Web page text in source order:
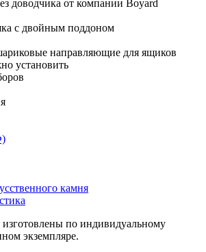
доводчика от компании Boyard
с двойным поддоном
направляющие для ящиков
установить
камня
по индивидуальному
экземпляре.